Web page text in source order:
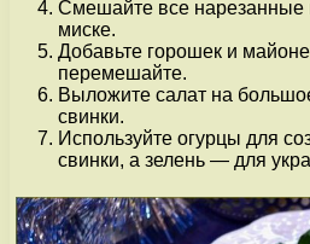
Смешайте все нарезанные
миске.
Добавьте горошек и
перемешайте.
Выложите салат на
свинки.
Используйте огурцы для
свинки, а зелень — для